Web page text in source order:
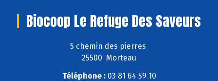
Biocoop Le Refuge Des Saveurs
5 chemin des pierres
25500 Morteau
Téléphone :03 81 64 59 10